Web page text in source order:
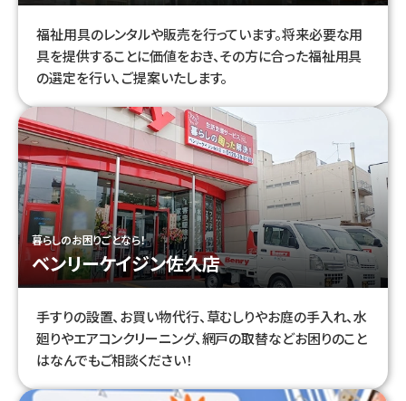
福祉用具のレンタルや販売を行っています。将来必要な用
具を提供することに価値をおき、その方に合った福祉用具
の選定を行い、ご提案いたします。
暮らしのお困りごとなら！
ベンリーケイジン佐久店
手すりの設置、お買い物代行、草むしりやお庭の手入れ、水
廻りやエアコンクリーニング、網戸の取替などお困りのこと
はなんでもご相談ください！